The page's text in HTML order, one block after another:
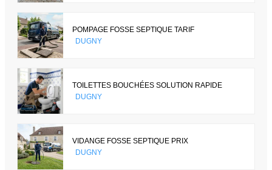
POMPAGE FOSSE SEPTIQUE TARIF
DUGNY
TOILETTES BOUCHÉES SOLUTION RAPIDE
DUGNY
VIDANGE FOSSE SEPTIQUE PRIX
DUGNY